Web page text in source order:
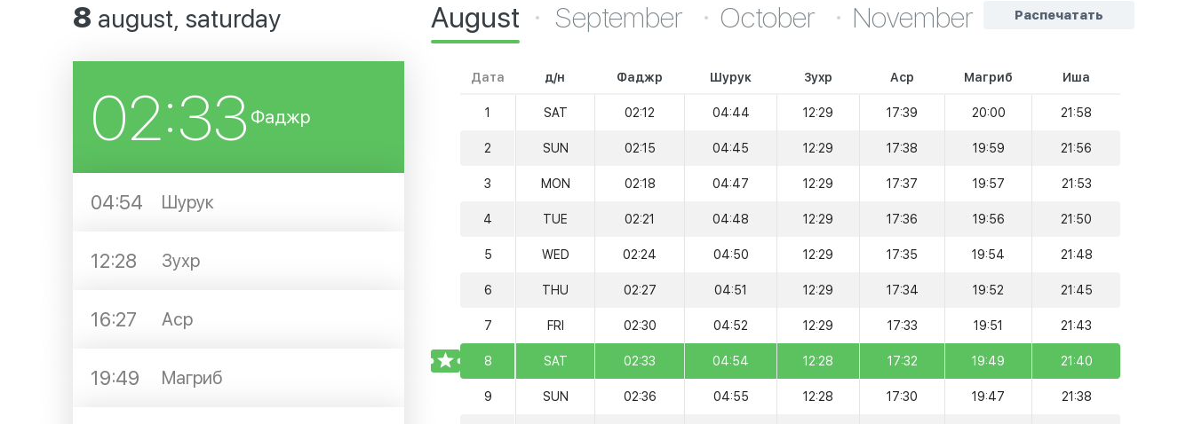
8 august, saturday
02:33 Фаджр
04:54 Шурук
12:28 Зухр
16:27 Аср
19:49 Магриб
Распечатать
August September October November
Дата д/н Фаджр Шурук Зухр Аср Магриб Иша
1 SAT 02:12 04:44 12:29 17:39 20:00 21:58
2 SUN 02:15 04:45 12:29 17:38 19:59 21:56
3 MON 02:18 04:47 12:29 17:37 19:57 21:53
4 TUE 02:21 04:48 12:29 17:36 19:56 21:50
5 WED 02:24 04:50 12:29 17:35 19:54 21:48
6 THU 02:27 04:51 12:29 17:34 19:52 21:45
7 FRI 02:30 04:52 12:29 17:33 19:51 21:43
TODAY
8 SAT 02:33 04:54 12:28 17:32 19:49 21:40
9 SUN 02:36 04:55 12:28 17:30 19:47 21:38